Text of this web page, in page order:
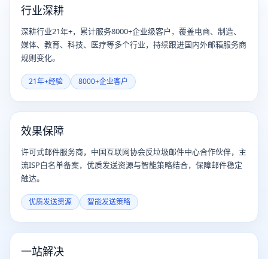
行业深耕
深耕行业21年+，累计服务8000+企业级客户，覆盖电商、制造、
媒体、教育、科技、医疗等多个行业，持续跟进国内外邮箱服务商
规则变化。
21年+经验 8000+企业客户
效果保障
许可式邮件服务商，中国互联网协会反垃圾邮件中心合作伙伴，主
流ISP白名单备案，优质发送资源与智能策略结合，保障邮件稳定
触达。
优质发送资源 智能发送策略
一站解决